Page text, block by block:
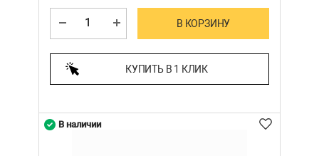
В КОРЗИНУ
КУПИТЬ В 1 КЛИК
В наличии